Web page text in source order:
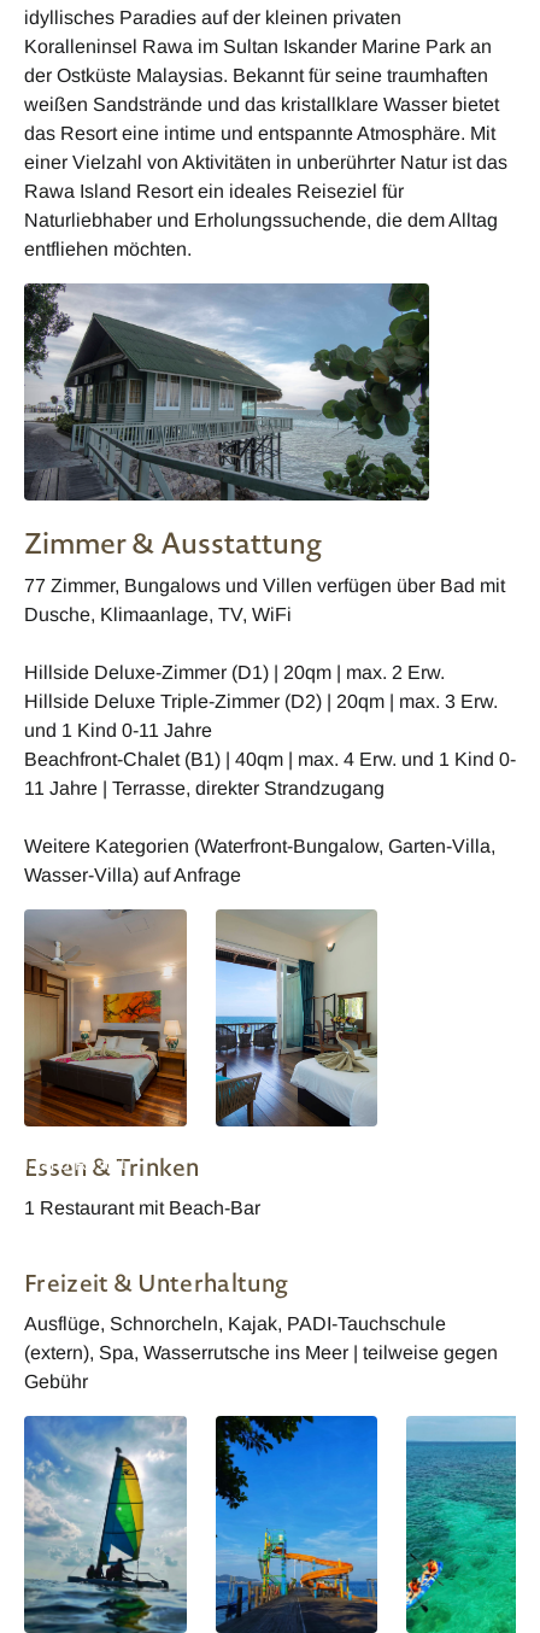
idyllisches Paradies auf der kleinen privaten
Koralleninsel Rawa im Sultan Iskander Marine Park an
der Ostküste Malaysias. Bekannt für seine traumhaften
weißen Sandstrände und das kristallklare Wasser bietet
das Resort eine intime und entspannte Atmosphäre. Mit
einer Vielzahl von Aktivitäten in unberührter Natur ist das
Rawa Island Resort ein ideales Reiseziel für
Naturliebhaber und Erholungssuchende, die dem Alltag
entfliehen möchten.
Zimmer & Ausstattung
77 Zimmer, Bungalows und Villen verfügen über Bad mit
Dusche, Klimaanlage, TV, WiFi
Hillside Deluxe-Zimmer (D1) | 20qm | max. 2 Erw.
Hillside Deluxe Triple-Zimmer (D2) | 20qm | max. 3 Erw.
und 1 Kind 0-11 Jahre
Beachfront-Chalet (B1) | 40qm | max. 4 Erw. und 1 Kind 0-
11 Jahre | Terrasse, direkter Strandzugang
Weitere Kategorien (Waterfront-Bungalow, Garten-Villa,
Wasser-Villa) auf Anfrage
Island Resort
Essen & Trinken
1 Restaurant mit Beach-Bar
Freizeit & Unterhaltung
Ausflüge, Schnorcheln, Kajak, PADI-Tauchschule
(extern), Spa, Wasserrutsche ins Meer | teilweise gegen
Gebühr